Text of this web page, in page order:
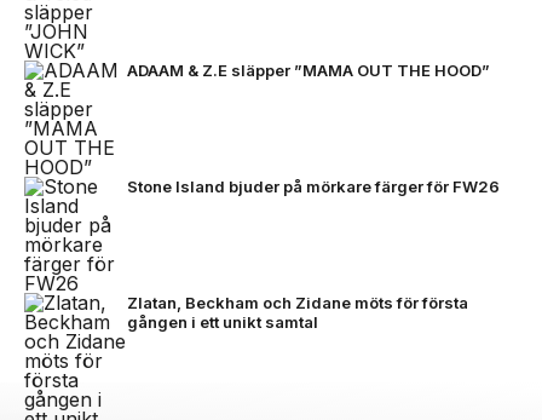
ADAAM & Z.E släpper ”MAMA OUT THE HOOD”
Stone Island bjuder på mörkare färger för FW26
Zlatan, Beckham och Zidane möts för första
gången i ett unikt samtal